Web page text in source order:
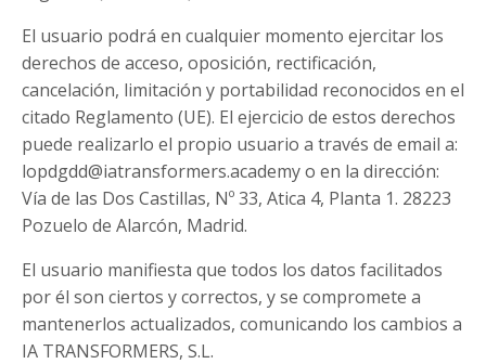
El usuario podrá en cualquier momento ejercitar los
derechos de acceso, oposición, rectificación,
cancelación, limitación y portabilidad reconocidos en el
citado Reglamento (UE). El ejercicio de estos derechos
puede realizarlo el propio usuario a través de email a:
lopdgdd@iatransformers.academyo en la dirección:
Vía de las Dos Castillas, Nº 33, Atica 4, Planta 1. 28223
Pozuelo de Alarcón, Madrid.
El usuario manifiesta que todos los datos facilitados
por él son ciertos y correctos, y se compromete a
mantenerlos actualizados, comunicando los cambios a
IA TRANSFORMERS, S.L.